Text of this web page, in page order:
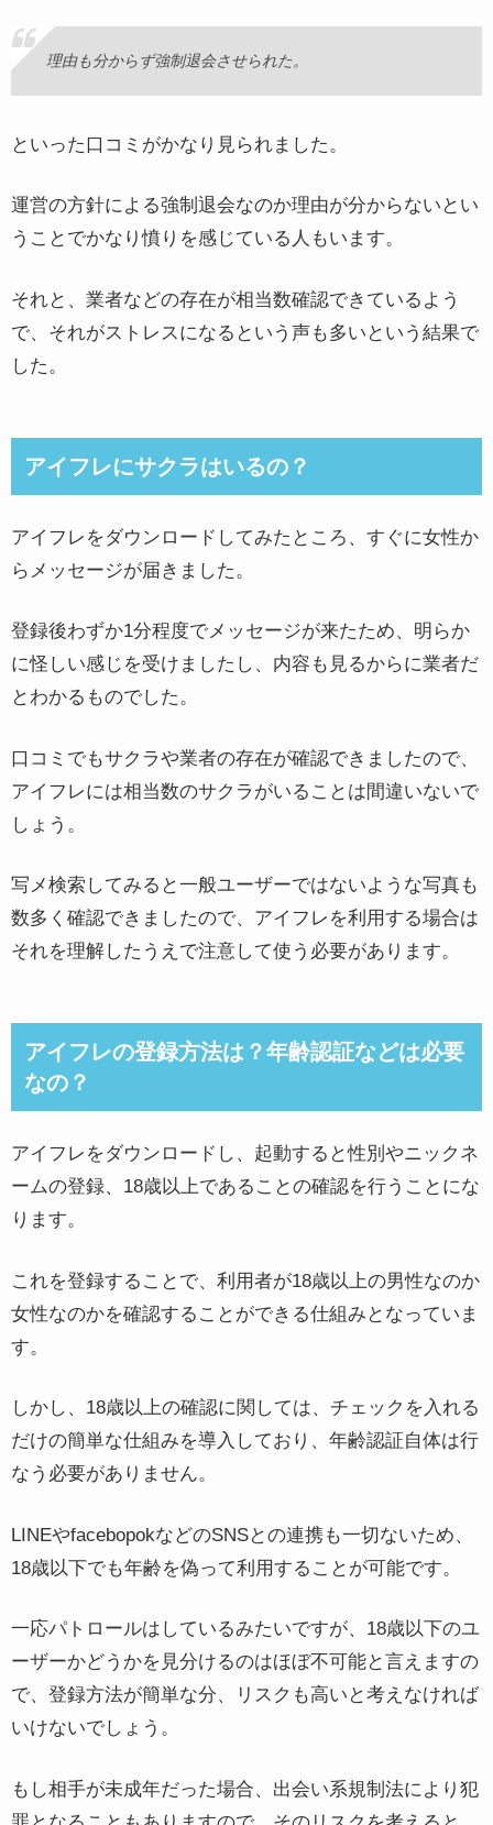
理由も分からず強制退会させられた。
といった口コミがかなり見られました。
運営の方針による強制退会なのか理由が分からないとい
うことでかなり憤りを感じている人もいます。
それと、業者などの存在が相当数確認できているよう
で、それがストレスになるという声も多いという結果で
した。
アイフレにサクラはいるの？
アイフレをダウンロードしてみたところ、すぐに女性か
らメッセージが届きました。
登録後わずか1分程度でメッセージが来たため、明らか
に怪しい感じを受けましたし、内容も見るからに業者だ
とわかるものでした。
口コミでもサクラや業者の存在が確認できましたので、
アイフレには相当数のサクラがいることは間違いないで
しょう。
写メ検索してみると一般ユーザーではないような写真も
数多く確認できましたので、アイフレを利用する場合は
それを理解したうえで注意して使う必要があります。
アイフレの登録方法は？年齢認証などは必要
なの？
アイフレをダウンロードし、起動すると性別やニックネ
ームの登録、18歳以上であることの確認を行うことにな
ります。
これを登録することで、利用者が18歳以上の男性なのか
女性なのかを確認することができる仕組みとなっていま
す。
しかし、18歳以上の確認に関しては、チェックを入れる
だけの簡単な仕組みを導入しており、年齢認証自体は行
なう必要がありません。
LINEやfacebopokなどのSNSとの連携も一切ないため、
18歳以下でも年齢を偽って利用することが可能です。
一応パトロールはしているみたいですが、18歳以下のユ
ーザーかどうかを見分けるのはほぼ不可能と言えますの
で、登録方法が簡単な分、リスクも高いと考えなければ
いけないでしょう。
もし相手が未成年だった場合、出会い系規制法により犯